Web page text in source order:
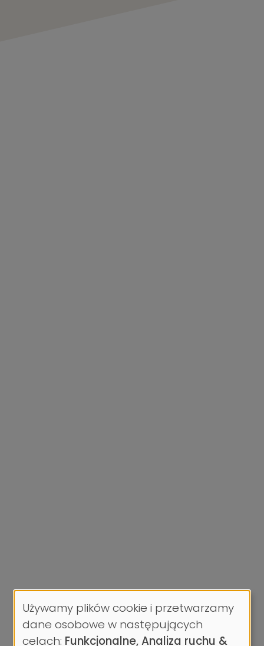
Wykorzystanie
danych
Używamy plików cookie i przetwarzamy
dane osobowe w następujących
celach: Funkcjonalne, Analiza ruchu &